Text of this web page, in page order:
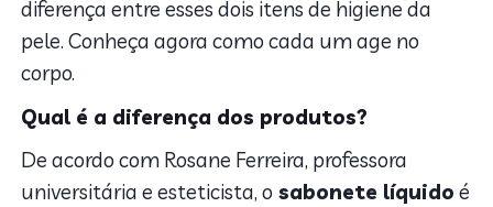
diferença entre esses dois itens de higiene da
pele. Conheça agora como cada um age no
corpo.
Qual é a diferença dos produtos?
De acordo com Rosane Ferreira, professora
universitária e esteticista, o sabonete líquido é